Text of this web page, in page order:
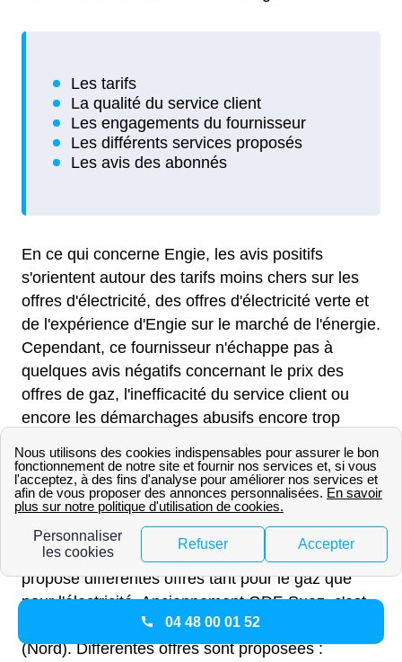
En ce qui concerne Engie, les avis positifs
s'orientent autour des tarifs moins chers sur les
offres d'électricité, des offres d'électricité verte et
de l'expérience d'Engie sur le marché de l'énergie.
Cependant, ce fournisseur n'échappe pas à
quelques avis négatifs concernant le prix des
offres de gaz, l'inefficacité du service client ou
encore les démarchages abusifs encore trop
Engie disponible à Bruay-Sur-
L'Escaut
Engie est disponible à Bruay-Sur-L'Escaut et
propose différentes offres tant pour le gaz que
pour l'électricité. Anciennement GDF-Suez, c'est
le fournisseur historique pour le gaz pour le 59860
(Nord). Différentes offres sont proposées :
04 48 00 01 52